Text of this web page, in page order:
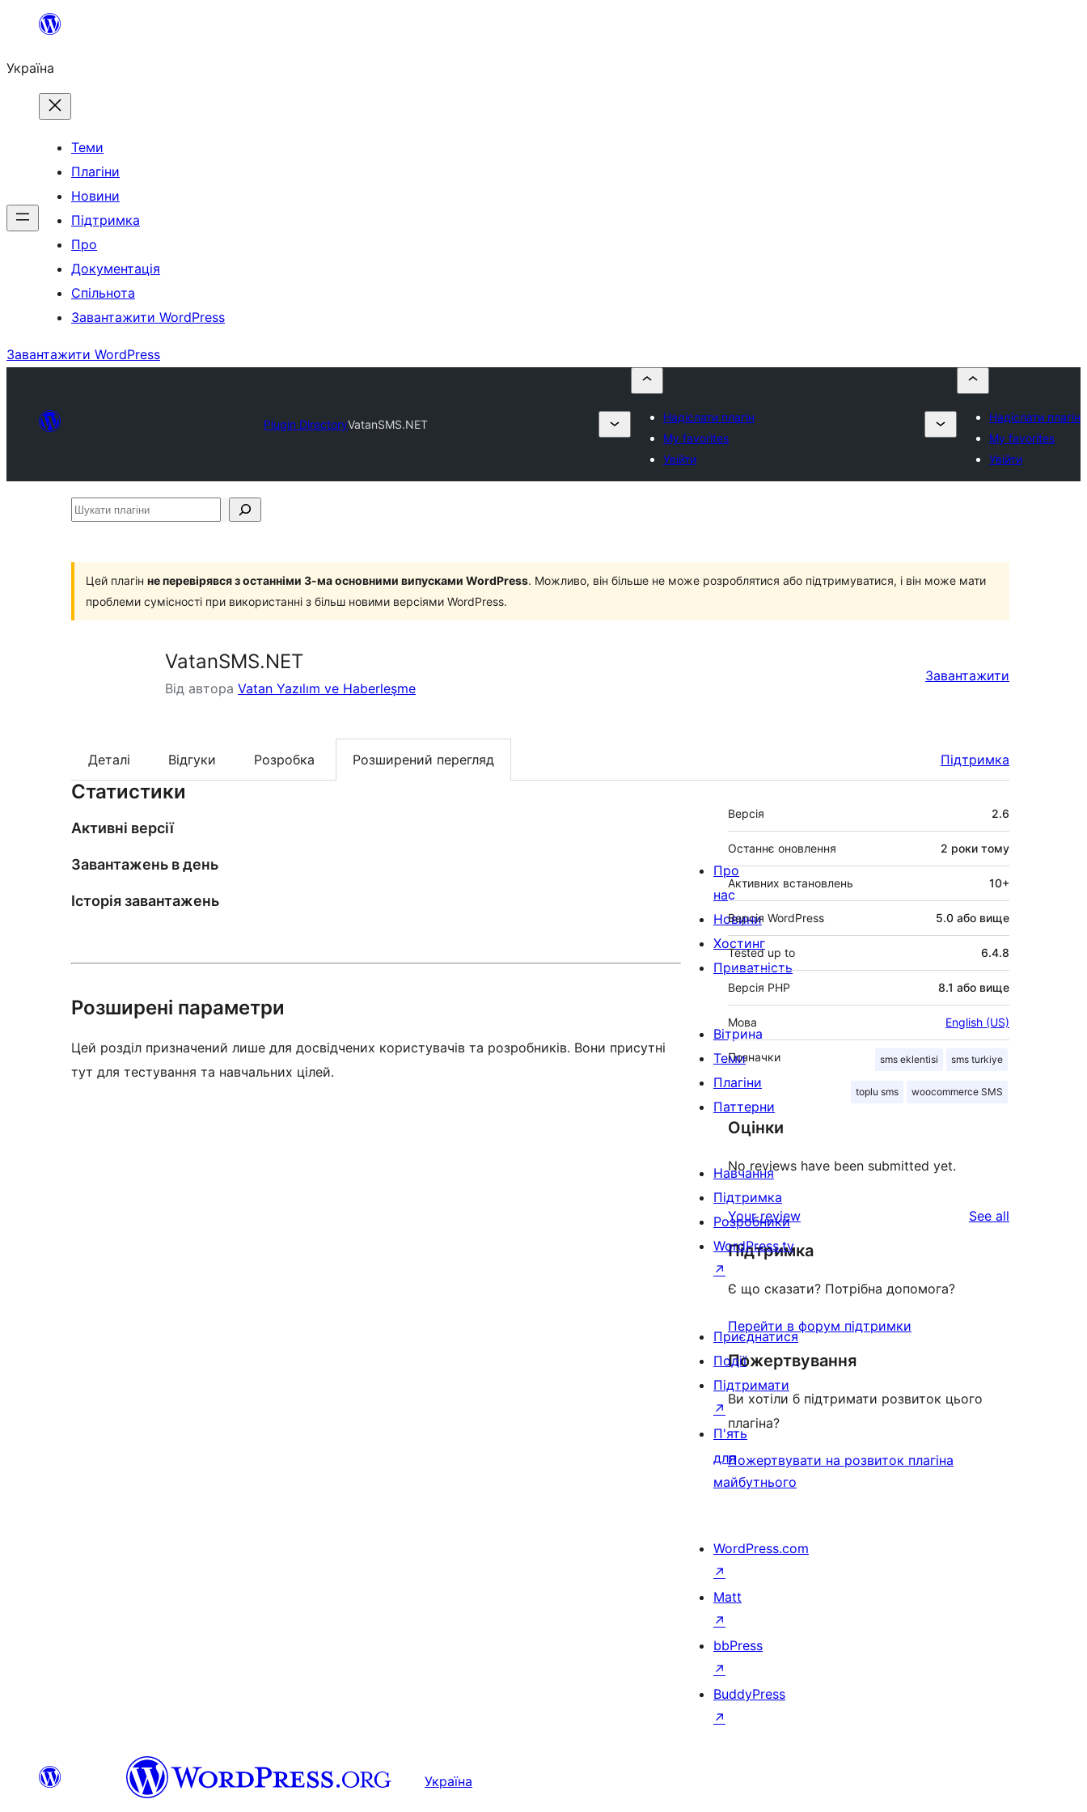
Перейти
вмісту
Україна
Теми
Плагіни
Новини
Підтримка
Про
Документація
Спільнота
Завантажити WordPress
Завантажити WordPress
Plugin DirectoryVatanSMS.NET
Надіслати плагін
My favorites
Увійти
Надіслати плагін
My favorites
Увійти
Шукати
Цей плагін не перевірявся з останніми 3-ма основними випусками WordPress. Можливо, він більше не може розроблятися або підтримуватися, і він може мати
проблеми сумісності при використанні з більш новими версіями WordPress.
VatanSMS.NET
Від автора Vatan Yazılım ve Haberleşme
Завантажити
Деталі Відгуки Розробка Розширений перегляд Підтримка
Статистики
Активні версії
Завантажень в день
Історія завантажень
Розширені параметри
Цей розділ призначений лише для досвідчених користувачів та розробників. Вони присутні
тут для тестування та навчальних цілей.
Мета
Версія 2.6
Останнє оновлення 2 роки тому
Активних встановлень 10+
Версія WordPress 5.0 або вище
Tested up to 6.4.8
Версія PHP 8.1 або вище
Мова English (US)
Позначки sms eklentisi sms turkiye
toplu sms woocommerce SMS
Оцінки
No reviews have been submitted yet.
Your review See all
Підтримка
Є що сказати? Потрібна допомога?
Перейти в форум підтримки
Пожертвування
Ви хотіли б підтримати розвиток цього
плагіна?
Пожертвувати на розвиток плагіна
Про
нас
Новини
Хостинг
Приватність
Вітрина
Теми
Плагіни
Паттерни
Навчання
Підтримка
Розробники
WordPress.tv
↗
Приєднатися
Події
Підтримати
↗
П'ять
для
майбутнього
WordPress.com
↗
Matt
↗
bbPress
↗
BuddyPress
↗
Україна